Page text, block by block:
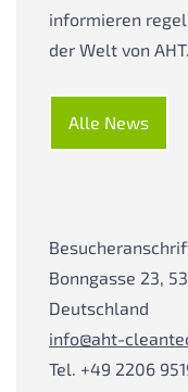
informieren
der Welt von AHT.
Alle News
Bonngasse 23,
Deutschland
info@aht-
Tel. +49 2206